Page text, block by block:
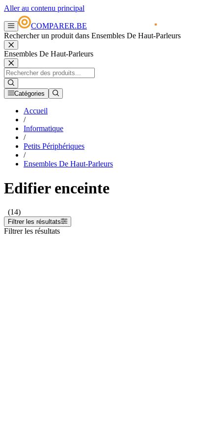
Aller au contenu principal
COMPARER.BE
Rechercher un produit dans Ensembles De Haut-Parleurs
Ensembles De Haut-Parleurs
Catégories
Accueil
/
Informatique
/
Petits Périphériques
/
Ensembles De Haut-Parleurs
Edifier enceinte
(14)
Filtrer les résultats
Filtrer les résultats